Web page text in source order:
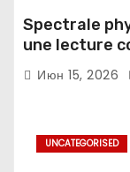
Spectrale
une lecture
numeriques
Июн 15, 2026
UNCATEGORISED